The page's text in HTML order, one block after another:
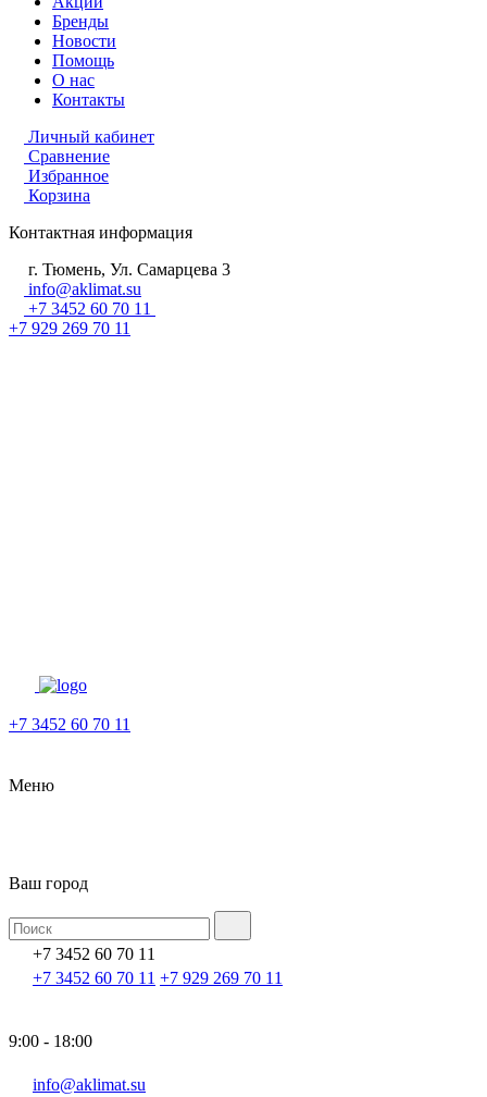
Бренды
Новости
Помощь
О нас
Контакты
Личный кабинет
Сравнение
Избранное
Корзина
Контактная информация
г. Тюмень, Ул. Самарцева 3
info@aklimat.su
+7 3452 60 70 11
+7 929 269 70 11
+7 3452 60 70 11
Меню
Ваш город
+7 3452 60 70 11
+7 3452 60 70 11 +7 929 269 70 11
9:00 - 18:00
info@aklimat.su